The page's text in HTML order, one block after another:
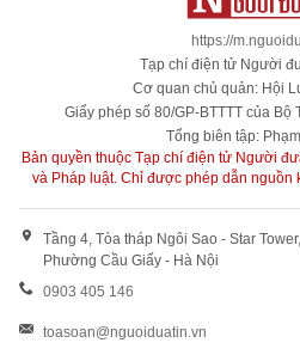
https://
Tạp chí điện tử Người
Cơ quan chủ quản: Hội
Giấy phép số 80/GP-BTTTT của Bộ
Tổng biên tập:
Bản quyền thuộc Tạp chí điện tử Người
và Pháp luật. Chỉ được phép dẫn nguồn
Tầng 4, Tòa tháp Ngôi Sao - Star
Phường Cầu Giấy - Hà Nội
0903 405 146
toasoan@nguoiduatin.vn